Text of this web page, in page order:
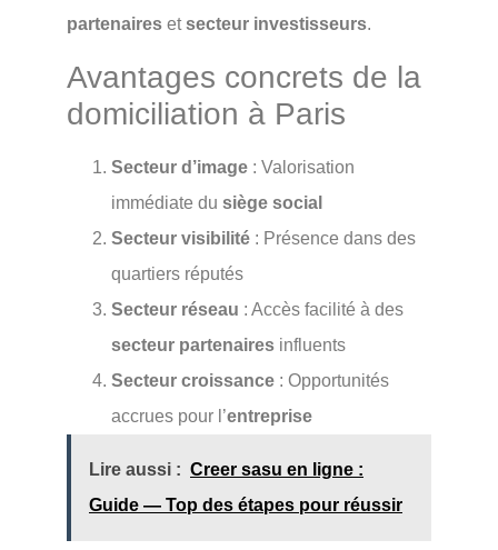
partenaires etsecteur investisseurs.
Avantages concrets de la
domiciliation à Paris
Secteur d’image : Valorisation
immédiate du siège social
Secteur visibilité : Présence dans des
quartiers réputés
Secteur réseau : Accès facilité à des
secteur partenaires influents
Secteur croissance : Opportunités
accrues pour l’entreprise
Lire aussi : Creer sasu en ligne :
Guide — Top des étapes pour réussir